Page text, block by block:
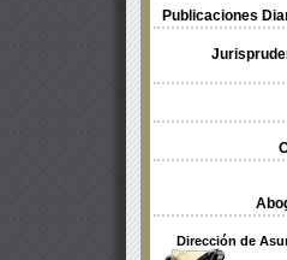
Publicaciones
Dirección de